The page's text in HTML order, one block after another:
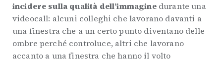
incidere sulla qualità dell’immaginedurante una
videocall: alcuni colleghi che lavorano davanti a
una finestra che a un certo punto diventano delle
ombre perché controluce, altri che lavorano
accanto a una finestra che hanno il volto